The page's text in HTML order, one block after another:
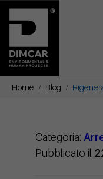
Home Blog
Categoria:
Pubblicato il